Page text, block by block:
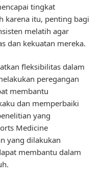
tingkat
karena itu, penting bagi
melatih agar
dan kekuatan mereka.
fleksibilitas dalam
peregangan
membantu
dan memperbaiki
yang
Medicine
yang dilakukan
membantu dalam